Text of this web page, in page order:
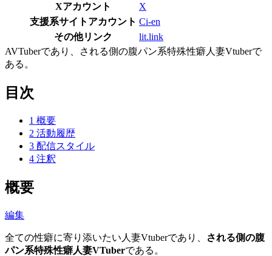
Xアカウント
X
支援系サイトアカウント Ci-en
その他リンク
lit.link
AVTuberであり、される側の腹パン系特殊性癖人妻Vtuberで
ある。
目次
1 概要
2 活動履歴
3 配信スタイル
4 注釈
概要
編集
全ての性癖に寄り添いたい人妻Vtuberであり、
される側の腹
パン系特殊性癖人妻VTuberである。